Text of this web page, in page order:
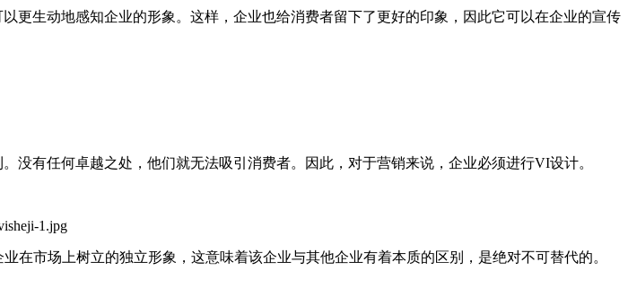
生动地感知企业的形象。这样，企业也给消费者留下了更好的印象，因此它可以在企业的宣传
有任何卓越之处，他们就无法吸引消费者。因此，对于营销来说，企业必须进行VI设计。
市场上树立的独立形象，这意味着该企业与其他企业有着本质的区别，是绝对不可替代的。